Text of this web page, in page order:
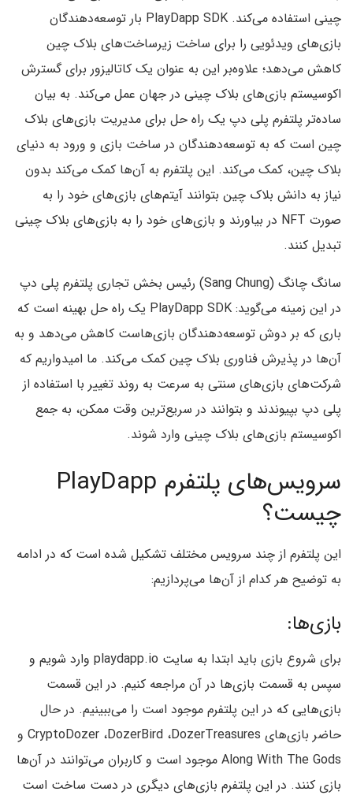
چینی استفاده می‌کند. PlayDapp SDK بار توسعه‌دهندگان
بازی‌های ویدئویی را برای ساخت زیرساخت‌های بلاک چین
کاهش می‌دهد؛ علاوه‌بر این به عنوان یک کاتالیزور برای گسترش
اکوسیستم بازی‌های بلاک چینی در جهان عمل می‌کند. به بیان
ساده‌تر پلتفرم پلی دپ یک راه حل برای مدیریت بازی‌های بلاک
چین است که به توسعه‌دهندگان در ساخت بازی و ورود به دنیای
بلاک چین، کمک می‌کند. این پلتفرم به آن‌ها کمک می‌کند بدون
نیاز به دانش بلاک چین بتوانند آیتم‌های بازی‌های خود را به
صورت NFT در بیاورند و بازی‌های خود را به بازی‌های بلاک چینی
تبدیل کنند.
سانگ چانگ (Sang Chung) رئیس بخش تجاری پلتفرم پلی دپ
در این زمینه می‌گوید: PlayDapp SDK یک راه حل بهینه است که
باری که بر دوش توسعه‌دهندگان بازی‌هاست کاهش می‌دهد و به
آن‌ها در پذیرش فناوری بلاک چین کمک می‌کند. ما امیدواریم که
شرکت‌های بازی‌های سنتی به سرعت به روند تغییر با استفاده از
پلی دپ بپیوندند و بتوانند در سریع‌ترین وقت ممکن، به جمع
اکوسیستم بازی‌های بلاک چینی وارد شوند.
سرویس‌های پلتفرم PlayDapp
چیست؟
این پلتفرم از چند سرویس مختلف تشکیل شده است که در ادامه
به توضیح هر کدام از آن‌ها می‌پردازیم:
بازی‌ها:
برای شروع بازی باید ابتدا به سایت playdapp.io وارد شویم و
سپس به قسمت بازی‌ها در آن مراجعه کنیم. در این قسمت
بازی‌هایی که در این پلتفرم موجود است را می‌‌ببینیم. در حال
حاضر بازی‌های CryptoDozer ،DozerBird ،DozerTreasures و
Along With The Gods موجود است و کاربران می‌توانند در آن‌ها
بازی کنند. در این پلتفرم بازی‌های دیگری در دست ساخت است